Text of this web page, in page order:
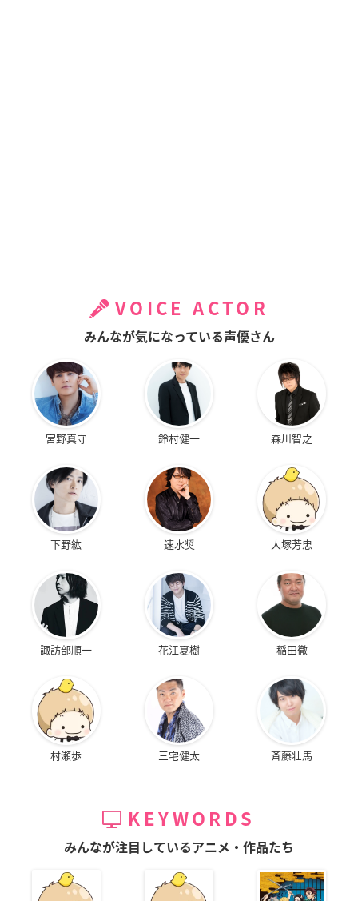
VOICE ACTOR
みんなが気になっている声優さん
宮野真守 鈴村健一 森川智之
下野紘 速水奨 大塚芳忠
諏訪部順一 花江夏樹 稲田徹
村瀬歩 三宅健太 斉藤壮馬
KEYWORDS
みんなが注目しているアニメ・作品たち